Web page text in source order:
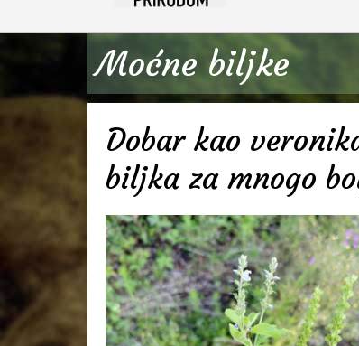
Moćne biljke
Dobar kao
biljka za mnogo